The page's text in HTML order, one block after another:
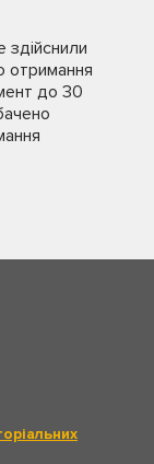
здійснили
отримання
до 30